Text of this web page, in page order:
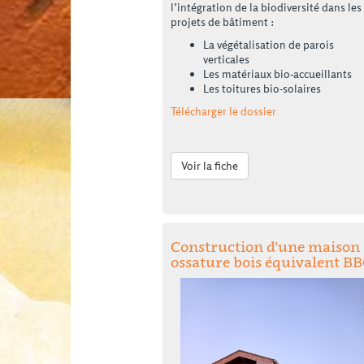
l’intégration de la biodiversité dans les
projets de bâtiment :
La végétalisation de parois
verticales
Les matériaux bio-accueillants
Les toitures bio-solaires
Télécharger le dossier
Voir la fiche
Construction d’une maison
ossature bois équivalent